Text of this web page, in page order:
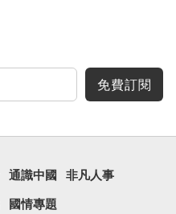
免費訂閱
通識中國 非凡人事
國情專題